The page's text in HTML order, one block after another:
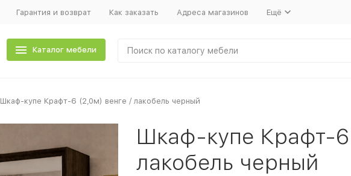
Гарантия и возврат Как заказать Адреса магазинов Ещё
Каталог мебели
Шкаф-купе Крафт-6 (2,0м) венге / лакобель черный
Шкаф-купе Крафт-
лакобель черный